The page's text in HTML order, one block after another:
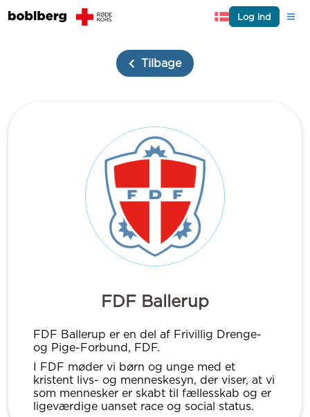
Log ind
Tilbage
FDF Ballerup
FDF Ballerup er en del af Frivillig Drenge-
og Pige-Forbund, FDF.
I FDF møder vi børn og unge med et
kristent livs- og menneskesyn, der viser, at vi
som mennesker er skabt til fællesskab og er
ligeværdige uanset race og social status.